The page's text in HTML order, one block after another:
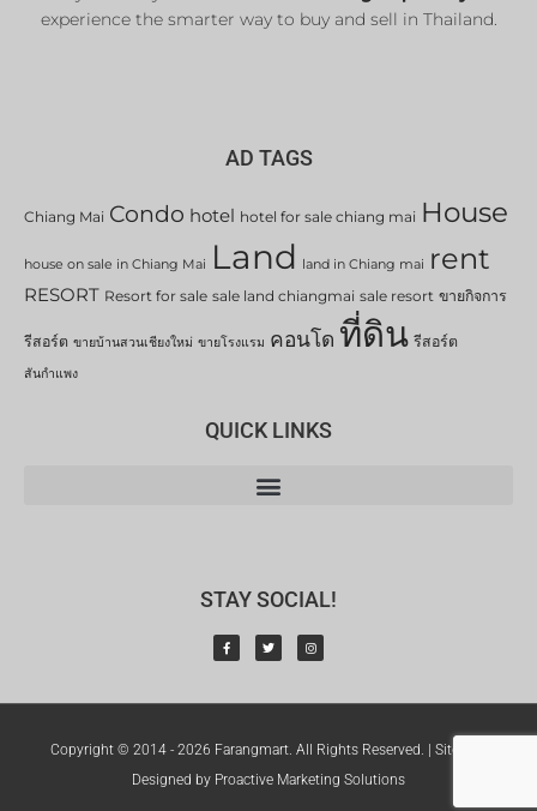
experience the smarter way to buy and sell in Thailand.
AD TAGS
Chiang Mai Condo hotel hotel for sale chiang mai House
house on sale in Chiang Mai Land land in Chiang mai rent
RESORT Resort for sale sale land chiangmai sale resort ขายกิจการ
รีสอร์ต ขายบ้านสวนเชียงใหม่ ขายโรงแรม คอนโด ที่ดิน รีสอร์ต
สันกำแพง
QUICK LINKS
STAY SOCIAL!
Copyright © 2014 - 2026 Farangmart. All Rights Reserved. | Sitemap
Designed by Proactive Marketing Solutions